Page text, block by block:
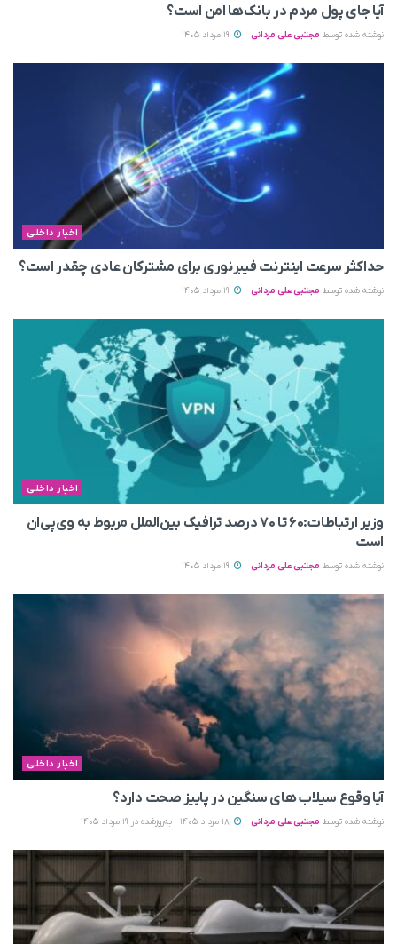
آیا جای پول مردم در بانک‌ها امن است؟
نوشته شده توسط مجتبی علی مردانی
اخبار داخلی
حداکثر سرعت اینترنت فیبرنوری برای مشترکان عادی چقدر است؟
نوشته شده توسط مجتبی علی مردانی
اخبار داخلی
وزیر ارتباطات:۶۰ تا ۷۰ درصد ترافیک بین‌الملل مربوط به وی‌پی‌ان
است
نوشته شده توسط مجتبی علی مردانی
اخبار داخلی
آیا وقوع سیلاب های سنگین در پاییز صحت دارد؟
نوشته شده توسط مجتبی علی مردانی